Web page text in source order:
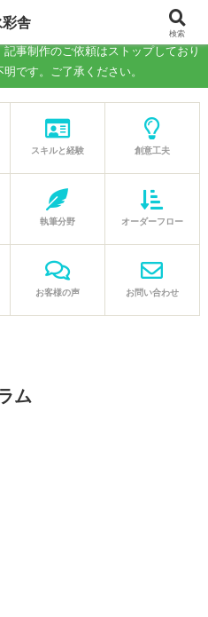
コラム制作の代行－
事制作のご依頼はストップしており
です。ご了承ください。
スキルと経験 創意工夫
執筆分野 オーダーフロー
お客様の声 お問い合わせ
ム
舎
検索